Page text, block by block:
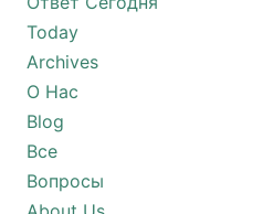
Today
Archives
О Нас
Blog
Все
Вопросы